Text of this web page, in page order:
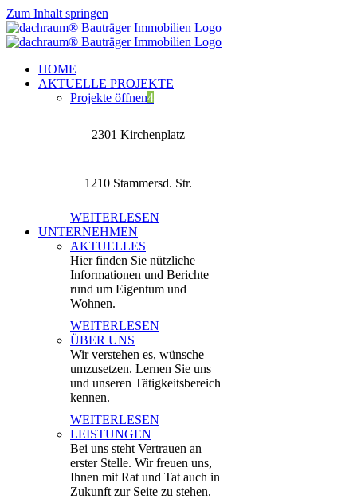
Zum Inhalt springen
HOME
AKTUELLE PROJEKTE
Projekte öffnen4
2301 Kirchenplatz
1210 Stammersd. Str.
WEITERLESEN
UNTERNEHMEN
AKTUELLES
Hier finden Sie nützliche
Informationen und Berichte
rund um Eigentum und
Wohnen.
WEITERLESEN
ÜBER UNS
Wir verstehen es, wünsche
umzusetzen. Lernen Sie uns
und unseren Tätigkeitsbereich
kennen.
WEITERLESEN
LEISTUNGEN
Bei uns steht Vertrauen an
erster Stelle. Wir freuen uns,
Ihnen mit Rat und Tat auch in
Zukunft zur Seite zu stehen.